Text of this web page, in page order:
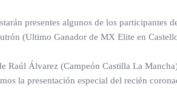
presentes algunos de los
(Ultimo Ganador de MX Elite en
Raúl Álvarez (Campeón Castilla La
la presentación especial del recién